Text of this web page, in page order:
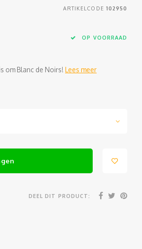
ARTIKELCODE 102950
OP VOORRAAD
om Blanc de Noirs! Lees meer
DEEL DIT PRODUCT: